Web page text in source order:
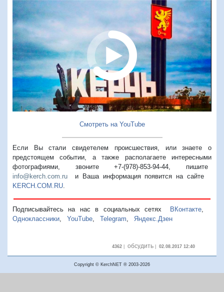
Смотреть на YouTube
Если Вы стали свидетелем происшествия, или знаете о
предстоящем событии, а также располагаете интересными
фотографиями, звоните +7-(978)-853-94-44, пишите
info@kerch.com.ru и Ваша информация появится на сайте
KERCH.COM.RU
Подписывайтесь на нас в социальных сетях ВКонтакте,
Одноклассники
YouTube Telegram Яндекс.Дзен
4362| обсудить| 02.08.2017 12:40
Copyright © KerchNET ® 2003-2026